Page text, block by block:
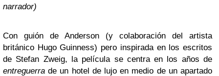
narrador)
Con guión de Anderson (y colaboración del artista
británico Hugo Guinness) pero inspirada en los escritos
de Stefan Zweig, la película se centra en los años de
entreguerrade un hotel de lujo en medio de un apartado